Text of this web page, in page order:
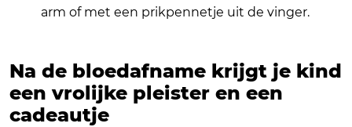
arm of met een prikpennetje uit de vinger.
Na de bloedafname krijgt je kind
een vrolijke pleister en een
cadeautje